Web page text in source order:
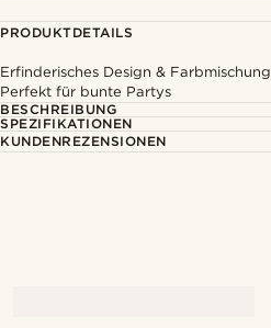
PRODUKTDETAILS
Erfinderisches Design & Farbmischung
Perfekt für bunte Partys
BESCHREIBUNG
SPEZIFIKATIONEN
KUNDENREZENSIONEN